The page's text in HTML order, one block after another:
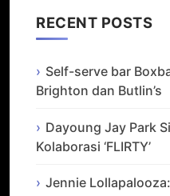
RECENT POSTS
Self-serve bar
Brighton dan Butlin’s
Dayoung Jay Park
Kolaborasi ‘FLIRTY’
Jennie